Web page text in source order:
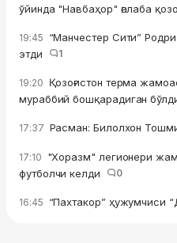
ўйинда "Навбаҳор" ғалаба
19:45 “Манчестер Сити”
этди
1
19:20 Қозоғистон терма
мураббий бошқарадиган
17:37 Расман: Билолхон
17:10 "Хоразм" легионери
футболчи келди
0
16:45 “Пахтакор” ҳужумчиси